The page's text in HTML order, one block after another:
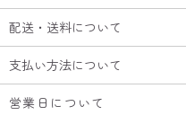
配送・送料について
支払い方法について
営業日について